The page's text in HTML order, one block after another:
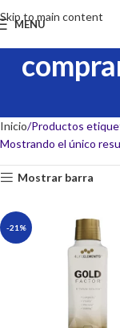
Skip to main content
MENU
Inicio Productos
Mostrando el único
Mostrar barra
-21%